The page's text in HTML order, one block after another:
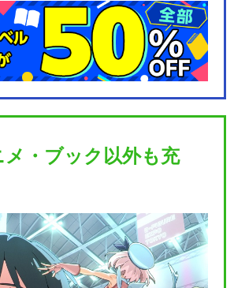
BanG Dream! Argonavis 1…
MixChannel Presents ARG…
メ・ブック以外も充